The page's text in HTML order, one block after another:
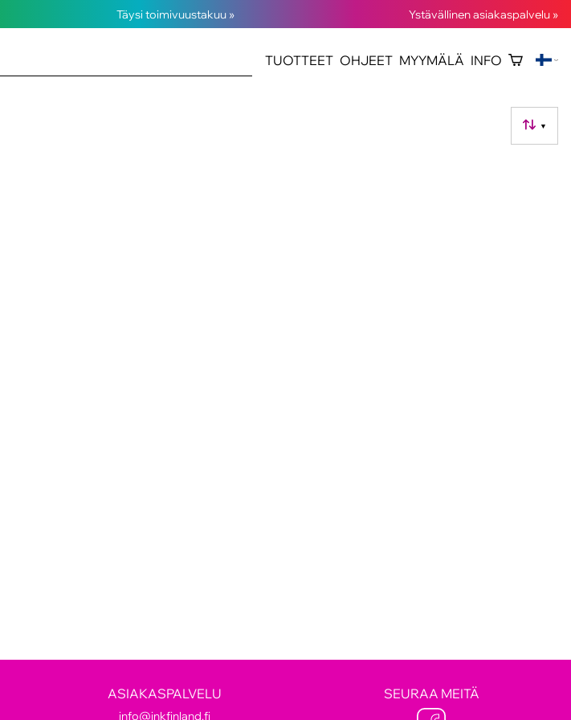
Täysi toimivuustakuu » Ystävällinen asiakaspalvelu »
TUOTTEET OHJEET MYYMÄLÄ INFO
▼
ASIAKASPALVELU
info@inkfinland.fi
SEURAA MEITÄ